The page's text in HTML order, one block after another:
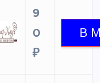
9
0
₽